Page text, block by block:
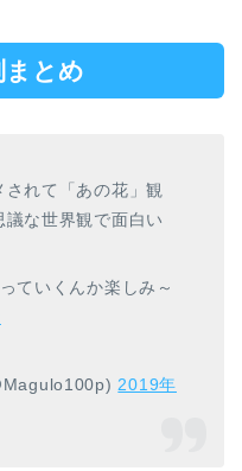
まとめ
れて「あの花」観
な世界観で面白い
ていくんか楽しみ～
2019年